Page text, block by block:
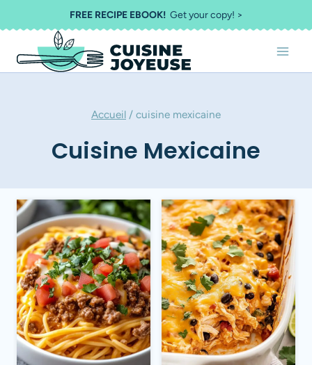
au
contenu
FREE RECIPE EBOOK!Get your copy! >
Accueil / cuisine mexicaine
Cuisine Mexicaine